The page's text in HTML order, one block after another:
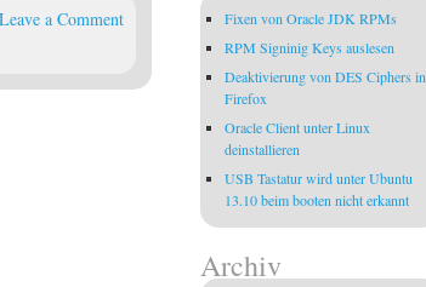
Leave a Comment
Fixen von Oracle JDK RPMs
RPM Signinig Keys auslesen
Deaktivierung von DES Ciphers in
Firefox
Oracle Client unter Linux
deinstallieren
USB Tastatur wird unter Ubuntu
13.10 beim booten nicht erkannt
Archiv